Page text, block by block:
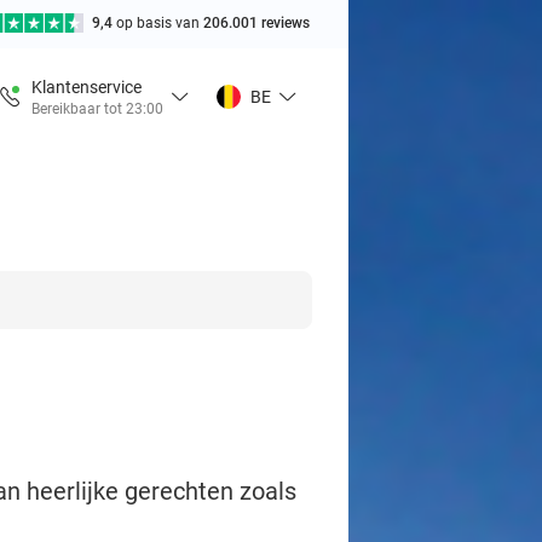
9,4 op basis van 206.001 reviews
Klantenservice
Bereikbaar tot 23:00
BE
heerlijke gerechten zoals